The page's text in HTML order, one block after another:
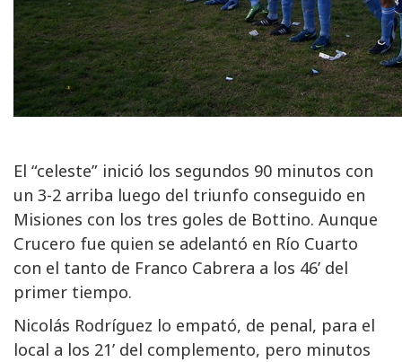
El “celeste” inició los segundos 90 minutos con
un 3-2 arriba luego del triunfo conseguido en
Misiones con los tres goles de Bottino. Aunque
Crucero fue quien se adelantó en Río Cuarto
con el tanto de Franco Cabrera a los 46’ del
primer tiempo.
Nicolás Rodríguez lo empató, de penal, para el
local a los 21’ del complemento, pero minutos